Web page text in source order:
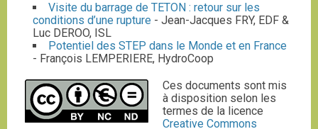
Visite du barrage de TETON : retour sur les
conditions d’une rupture - Jean-Jacques FRY, EDF &
Luc DEROO, ISL
Potentiel des STEP dans le Monde et en France
- François LEMPERIERE, HydroCoop
Ces documents sont mis
à disposition selon les
termes de la licence
Creative Commons